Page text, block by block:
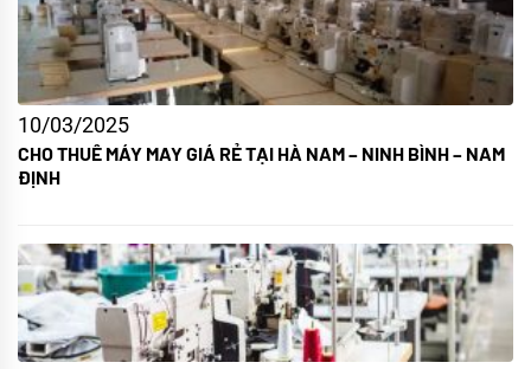
10/03/2025
CHO THUÊ MÁY MAY GIÁ RẺ TẠI HÀ NAM – NINH BÌNH – NAM
ĐỊNH